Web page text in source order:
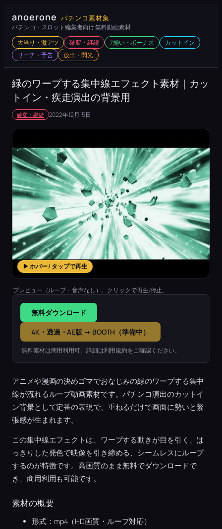
容
ス
キ
プ
anoerone パチンコ素材集
パチンコ・スロット編集者向け 無料動画素材
大当り・激アツ 確変・継続 7揃い・ボーナス
カットイン
リーチ・予告
放出・閃光
緑のワープする集中線エフェクト素材｜カッ
トイン・疾走演出の背景用
確変・継続 2022年12月15日
▶ ホバー / タップで再生
プレビュー（ループ・音声なし）。クリックで再生/停止。
無料ダウンロード
4K・透過・AE版 → BOOTH（準備中）
無料素材は商用利用可。詳細は利用規約をご確認ください。
アニメや漫画の決めゴマでおなじみの緑のワープする集中
線が流れるループ動画素材です。パチンコ演出のカットイ
ン背景として定番の表現で、重ねるだけで画面に勢いと緊
張感が生まれます。
この集中線エフェクトは、ワープする動きが目を引く、は
っきりした発色で映像を引き締める、シームレスにループ
するのが特徴です。高画質のまま無料でダウンロードで
き、商用利用も可能です。
素材の概要
形式：mp4（HD画質・ループ対応）